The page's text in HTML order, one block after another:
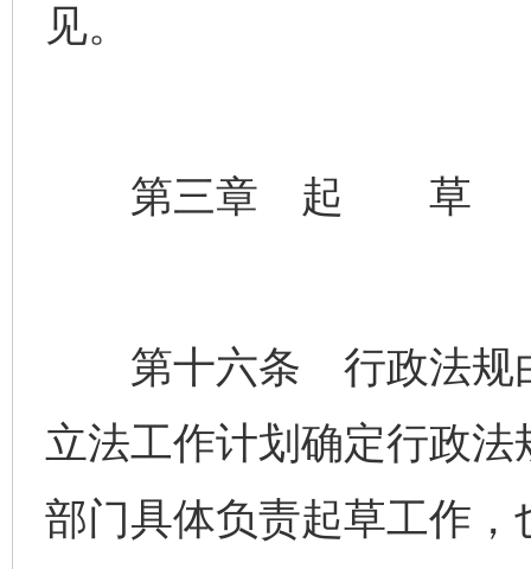
见。
第三章 起 草
第十六条 行政法规由
立法工作计划确定行政
部门具体负责起草工作